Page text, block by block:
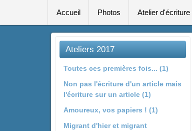
Accueil Photos Atelier
Ateliers 2017
Toutes ces premières fois... (1)
Non pas l'écriture d'un article mais
l'écriture sur un article (1)
Amoureux, vos papiers ! (1)
Migrant d'hier et migrant